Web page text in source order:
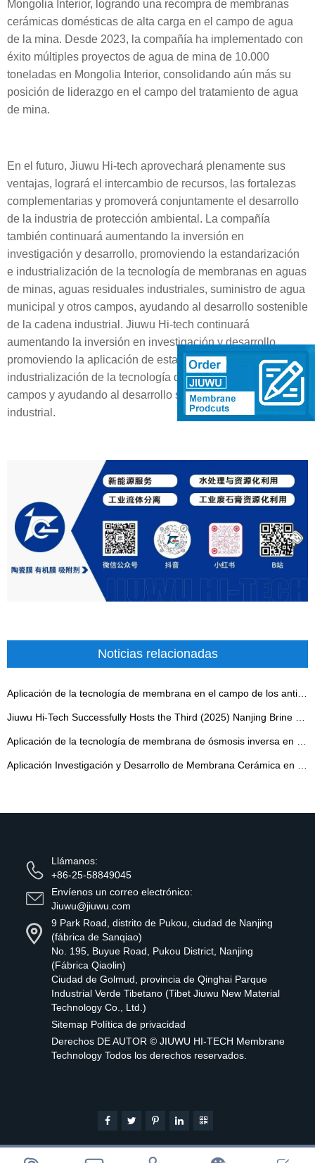
Mongolia Interior, logrando una recompra de membranas
cerámicas domésticas de alta carga en el campo de agua
de la mina. Desde 2023, la compañía ha implementado con
éxito múltiples proyectos de agua de mina de 10.000
toneladas en Mongolia Interior, consolidando aún más su
posición de liderazgo en el campo del tratamiento de agua
de mina.
En el futuro, Jiuwu Hi-tech aprovechará plenamente sus
ventajas, logrará el intercambio de recursos, las fortalezas
complementarias y promoverá conjuntamente el desarrollo
de la industria de protección ambiental. La compañía
también continuará aumentando la inversión en
investigación y desarrollo, promoviendo la estandarización
e industrialización de la tecnología de membranas en aguas
de minas, aguas residuales industriales, suministro de agua
municipal y otros campos, ayudando al desarrollo sostenible
de la cadena industrial. Jiuwu Hi-tech continuará
aumentando la inversión en investigación y desarrollo,
promoviendo la aplicación de estandarización e
industrialización de la tecnología de membrana en más
campos y ayudando al desarrollo sostenible de la cadena
industrial.
Noticias relacionadas
Llámanos:
+86-25-58849045
Envíenos un correo electrónico:
Jiuwu@jiuwu.com
9 Park Road, distrito de Pukou, ciudad de Nanjing
(fábrica de Sanqiao)
No. 195, Buyue Road, Pukou District, Nanjing
(Fábrica Qiaolin)
Ciudad de Golmud, provincia de Qinghai Parque
Industrial Verde Tibetano (Tibet Jiuwu New Material
Technology Co., Ltd.)
Sitemap Política de privacidad
Derechos DE AUTOR © JIUWU HI-TECH Membrane
Technology Todos los derechos reservados.